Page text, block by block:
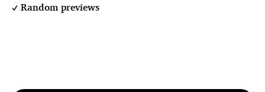
Random previews